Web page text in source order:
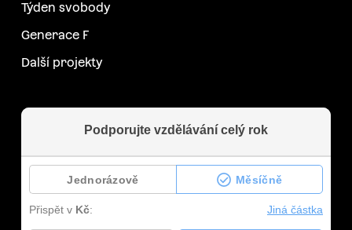
Týden svobody
Generace F
Další projekty